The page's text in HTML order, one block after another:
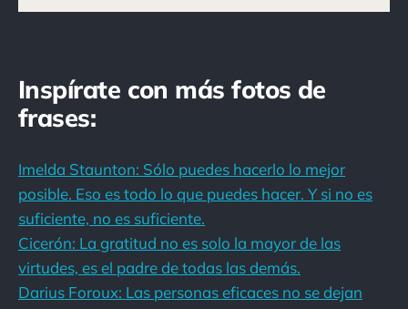
Inspírate con más fotos de
frases:
Imelda Staunton: Sólo puedes hacerlo lo mejor
posible. Eso es todo lo que puedes hacer. Y si no es
suficiente, no es suficiente.
Cicerón: La gratitud no es solo la mayor de las
virtudes, es el padre de todas las demás.
Darius Foroux: Las personas eficaces no se dejan